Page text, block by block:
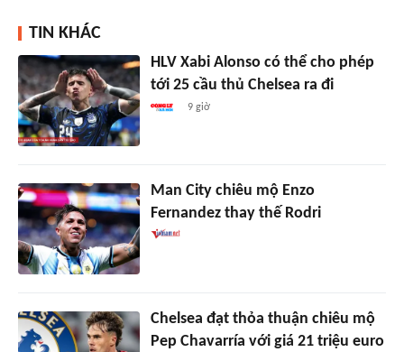
TIN KHÁC
HLV Xabi Alonso có thể cho phép
tới 25 cầu thủ Chelsea ra đi
9 giờ
Man City chiêu mộ Enzo
Fernandez thay thế Rodri
Chelsea đạt thỏa thuận chiêu mộ
Pep Chavarría với giá 21 triệu euro